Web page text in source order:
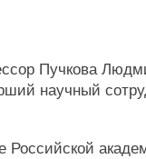
Пучкова
научный